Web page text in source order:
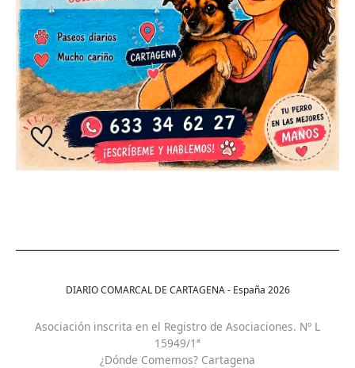
DIARIO COMARCAL DE CARTAGENA - España 2026
Asociación inscrita en el Registro de Asociaciones. Nº L
15949/1ª
¿Dónde Comemos? Cartagena